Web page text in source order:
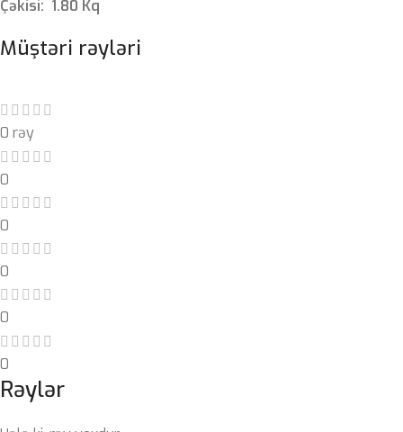
Çəkisi: 1.80 Kq
Müştəri rəyləri
0 rəy
0
0
0
0
0
Rəylər